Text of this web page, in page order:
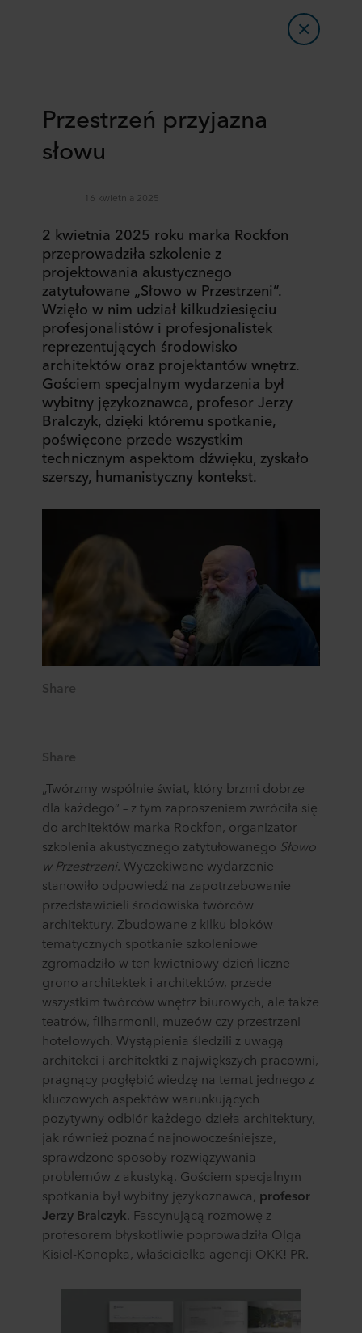
Przestrzeń przyjazna
słowu
16 kwietnia 2025
2 kwietnia 2025 roku marka Rockfon
przeprowadziła szkolenie z
projektowania akustycznego
zatytułowane „Słowo w Przestrzeni”.
Wzięło w nim udział kilkudziesięciu
profesjonalistów i profesjonalistek
reprezentujących środowisko
architektów oraz projektantów wnętrz.
Gościem specjalnym wydarzenia był
wybitny językoznawca, profesor Jerzy
Bralczyk, dzięki któremu spotkanie,
poświęcone przede wszystkim
technicznym aspektom dźwięku, zyskało
szerszy, humanistyczny kontekst.
Share
Share
„Twórzmy wspólnie świat, który brzmi dobrze
dla każdego” – z tym zaproszeniem zwróciła się
do architektów marka Rockfon, organizator
szkolenia akustycznego zatytułowanego Słowo
w Przestrzeni. Wyczekiwane wydarzenie
stanowiło odpowiedź na zapotrzebowanie
przedstawicieli środowiska twórców
architektury. Zbudowane z kilku bloków
tematycznych spotkanie szkoleniowe
zgromadziło w ten kwietniowy dzień liczne
grono architektek i architektów, przede
wszystkim twórców wnętrz biurowych, ale także
teatrów, filharmonii, muzeów czy przestrzeni
hotelowych. Wystąpienia śledzili z uwagą
architekci i architektki z największych pracowni,
pragnący pogłębić wiedzę na temat jednego z
kluczowych aspektów warunkujących
pozytywny odbiór każdego dzieła architektury,
jak również poznać najnowocześniejsze,
sprawdzone sposoby rozwiązywania
problemów z akustyką. Gościem specjalnym
spotkania był wybitny językoznawca, profesor
Jerzy Bralczyk. Fascynującą rozmowę z
profesorem błyskotliwie poprowadziła Olga
Kisiel-Konopka, właścicielka agencji OKK! PR.